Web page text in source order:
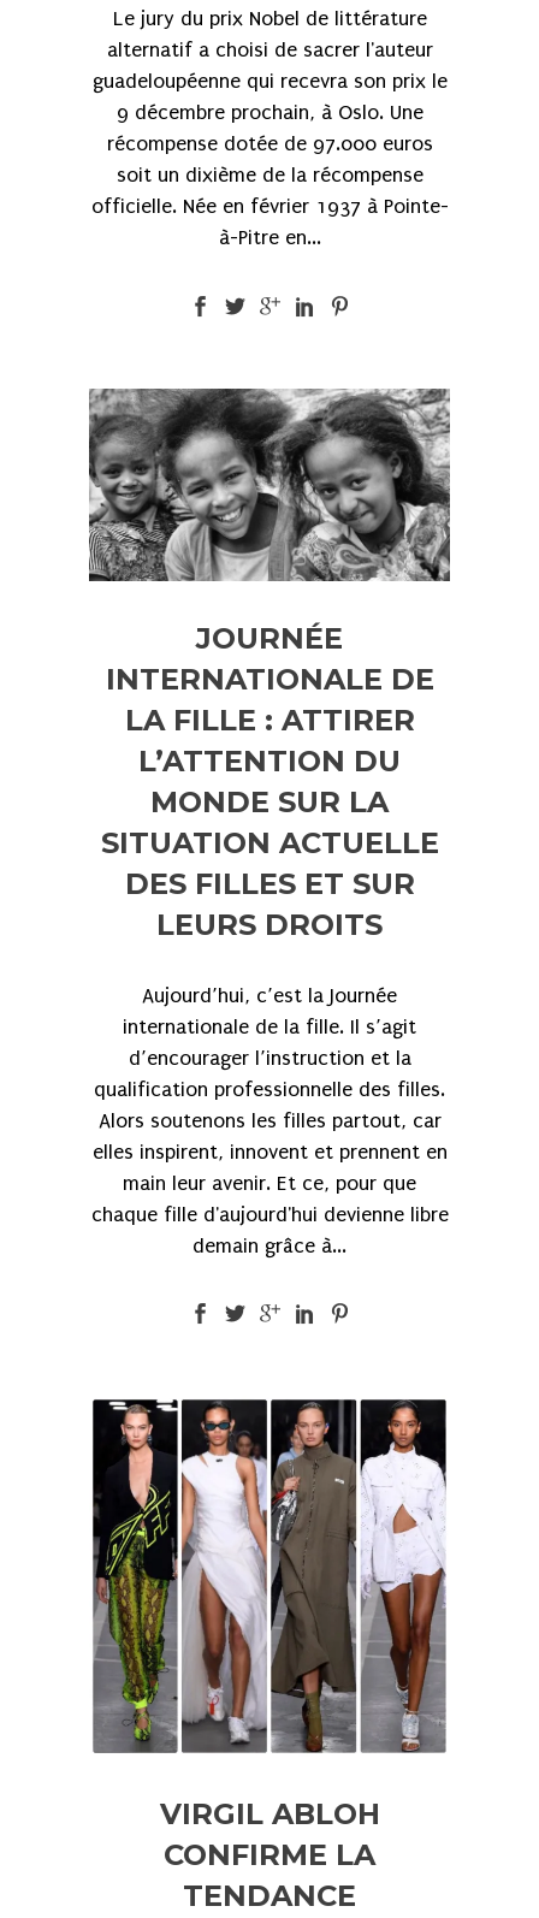
Le jury du prix Nobel de littérature
alternatif a choisi de sacrer l'auteur
guadeloupéenne qui recevra son prix le
9 décembre prochain, à Oslo. Une
récompense dotée de 97.000 euros
soit un dixième de la récompense
officielle. Née en février 1937 à Pointe-
à-Pitre en...
JOURNÉE
INTERNATIONALE DE
LA FILLE : ATTIRER
L’ATTENTION DU
MONDE SUR LA
SITUATION ACTUELLE
DES FILLES ET SUR
LEURS DROITS
Aujourd’hui, c’est la Journée
internationale de la fille. Il s’agit
d’encourager l’instruction et la
qualification professionnelle des filles.
Alors soutenons les filles partout, car
elles inspirent, innovent et prennent en
main leur avenir. Et ce, pour que
chaque fille d'aujourd'hui devienne libre
demain grâce à...
VIRGIL ABLOH
CONFIRME LA
TENDANCE